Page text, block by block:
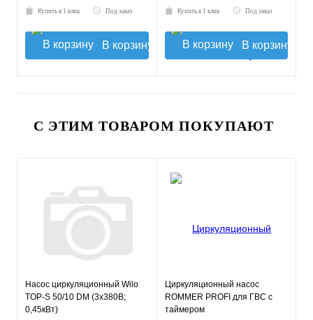
Купить в 1 клик Под заказ
В корзину
Купить в 1 клик Под заказ
В корзину
С ЭТИМ ТОВАРОМ ПОКУПАЮТ
Насос циркуляционный Wilo
TOP-S 50/10 DM (3х380В;
0,45кВт)
Циркуляционный насос
ROMMER PROFI для ГВС с
таймером